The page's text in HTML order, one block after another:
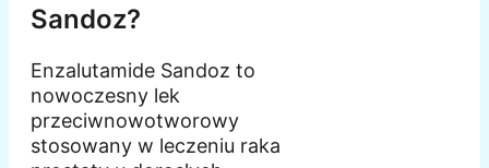
Sandoz?
Enzalutamide Sandoz to
nowoczesny lek
przeciwnowotworowy
stosowany w leczeniu raka